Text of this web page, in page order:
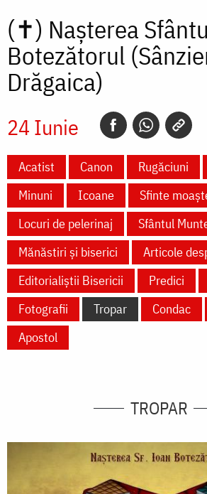
(✝) Nașterea
Botezătorul
Drăgaica)
24 Iunie
Acatist Canon Rugăciuni
Minuni
Icoane
Sfinte
Locuri de pelerinaj
Sfântul
Mănăstiri și biserici
Articole
Editorialiștii Bisericii
Predici
Fotografii
Tropar Condac
Apostol
TROPAR